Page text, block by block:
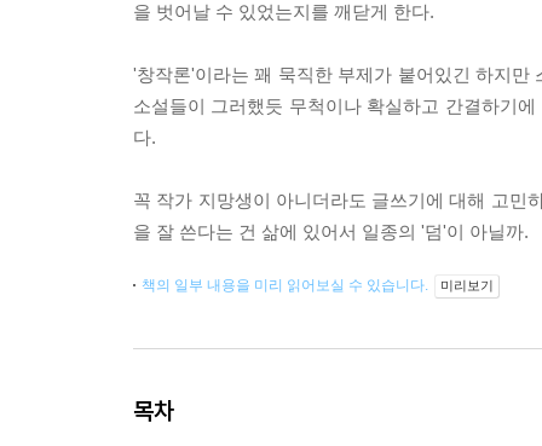
을 벗어날 수 있었는지를 깨닫게 한다.
'창작론'이라는 꽤 묵직한 부제가 붙어있긴 하지
소설들이 그러했듯 무척이나 확실하고 간결하기
다.
꼭 작가 지망생이 아니더라도 글쓰기에 대해 고민
을 잘 쓴다는 건 삶에 있어서 일종의 '덤'이 아닐까.
책의 일부 내용을 미리 읽어보실 수 있습니다. 미리보기
목차